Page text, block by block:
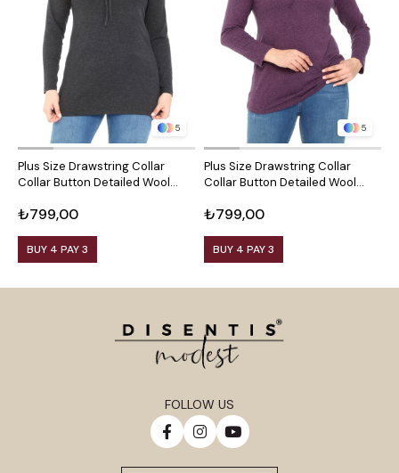
5
Plus Size Drawstring Collar
Collar Button Detailed Wool
₺799,00
BUY 4 PAY 3
5
Plus Size Drawstring Collar
Collar Button Detailed Wool
₺799,00
BUY 4 PAY 3
FOLLOW US